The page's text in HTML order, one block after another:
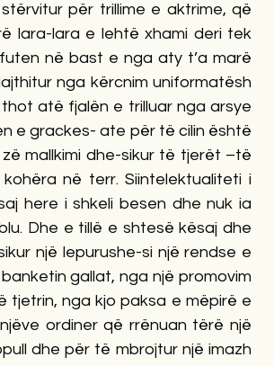
për trillime e aktrime, që
lara-lara e lehtë xhami deri tek
në bast e nga aty t’a marë
nga kërcnim uniformatësh
atë fjalën e trilluar nga arsye
e grackes- ate për të cilin është
mallkimi dhe-sikur të tjerët –të
në terr. Siintelektualiteti i
here i shkeli besen dhe nuk ia
Dhe e tillë e shtesë kësaj dhe
një lepurushe-si një rendse e
gallat, nga një promovim
tjetrin, nga kjo paksa e mëpirë e
ordiner që rrënuan tërë një
dhe për të mbrojtur një imazh